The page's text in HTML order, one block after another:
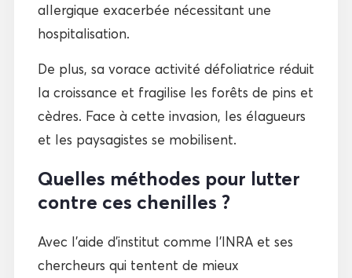
allergique exacerbée nécessitant une
hospitalisation.
De plus, sa vorace activité défoliatrice réduit
la croissance et fragilise les forêts de pins et
cèdres. Face à cette invasion, les élagueurs
et les paysagistes se mobilisent.
Quelles méthodes pour lutter
contre ces chenilles ?
Avec l’aide d’institut comme l’INRA et ses
chercheurs qui tentent de mieux